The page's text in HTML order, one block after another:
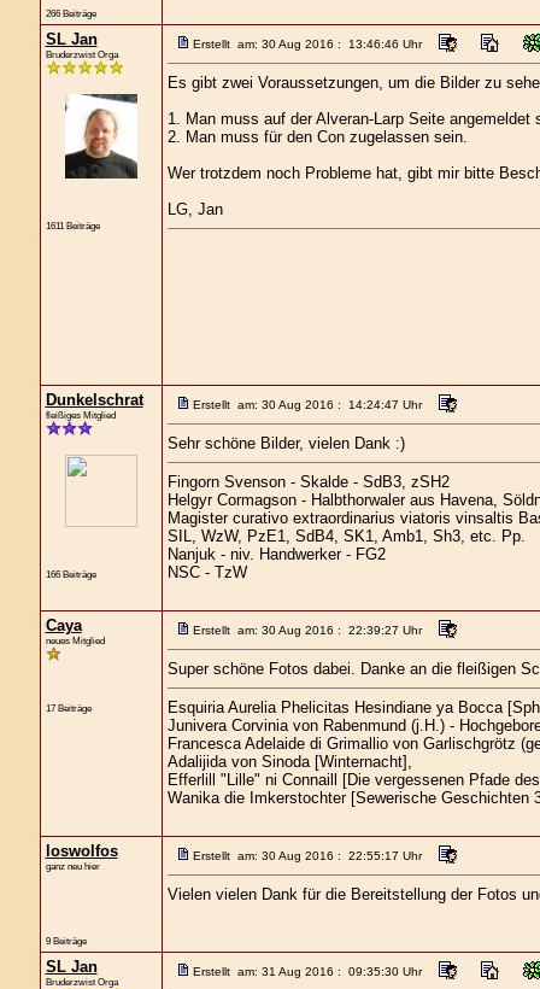
266 Beiträge
SL Jan
Bruderzwist Orga
1611 Beiträge
Erstellt am: 30 Aug 2016 : 13:46:46 Uhr
Es gibt zwei Voraussetzungen, um die Bilder zu
1. Man muss auf der Alveran-Larp Seite angemeldet
2. Man muss für den Con zugelassen sein.
Wer trotzdem noch Probleme hat, gibt mir bitte
LG, Jan
Dunkelschrat
fleißiges Mitglied
166 Beiträge
Erstellt am: 30 Aug 2016 : 14:24:47 Uhr
Sehr schöne Bilder, vielen Dank :)
Fingorn Svenson - Skalde - SdB3, zSH2
Helgyr Cormagson - Halbthorwaler aus Havena,
Magister curativo extraordinarius viatoris vinsaltis
SIL, WzW, PzE1, SdB4, SK1, Amb1, Sh3, etc. Pp.
Nanjuk - niv. Handwerker - FG2
NSC - TzW
Caya
neues Mitglied
17 Beiträge
Erstellt am: 30 Aug 2016 : 22:39:27 Uhr
Super schöne Fotos dabei. Danke an die fleißigen
Esquiria Aurelia Phelicitas Hesindiane ya Bocca
Junivera Corvinia von Rabenmund (j.H.) -
Francesca Adelaide di Grimallio von Garlischgrötz
Adalijida von Sinoda [Winternacht],
Efferlill "Lille" ni Connaill [Die vergessenen Pfade
Wanika die Imkerstochter [Sewerische Geschichten
loswolfos
ganz neu hier
9 Beiträge
Erstellt am: 30 Aug 2016 : 22:55:17 Uhr
Vielen vielen Dank für die Bereitstellung der Fotos
SL Jan
Bruderzwist Orga
Erstellt am: 31 Aug 2016 : 09:35:30 Uhr